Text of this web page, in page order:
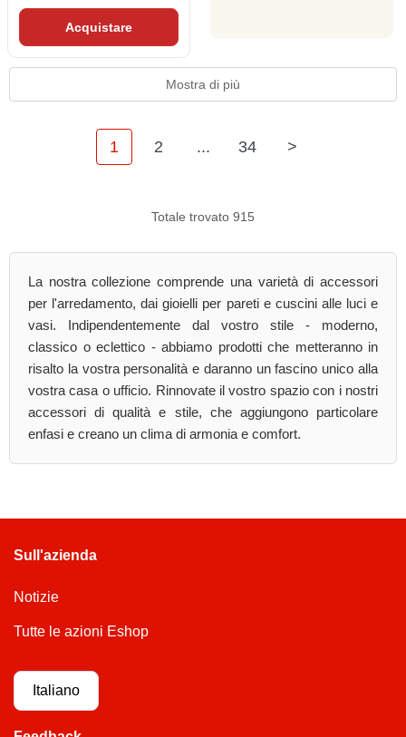
Acquistare
Mostra di più
1 2 ... 34 >
Totale trovato 915
La nostra collezione comprende una varietà di accessori
per l'arredamento, dai gioielli per pareti e cuscini alle luci e
vasi. Indipendentemente dal vostro stile - moderno,
classico o eclettico - abbiamo prodotti che metteranno in
risalto la vostra personalità e daranno un fascino unico alla
vostra casa o ufficio. Rinnovate il vostro spazio con i nostri
accessori di qualità e stile, che aggiungono particolare
enfasi e creano un clima di armonia e comfort.
Sull'azienda
Notizie
Tutte le azioni Eshop
Italiano